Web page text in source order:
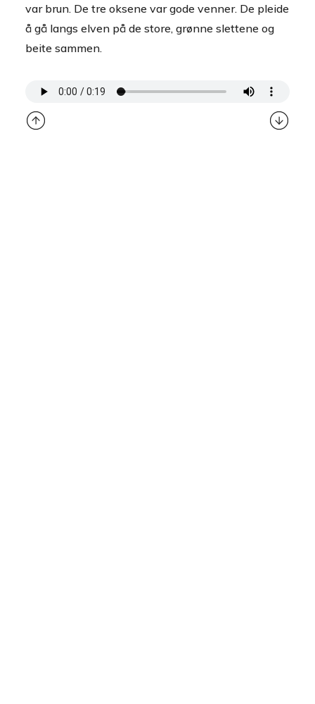
var brun. De tre oksene var gode venner. De pleide
å gå langs elven på de store, grønne slettene og
beite sammen.
Transcript